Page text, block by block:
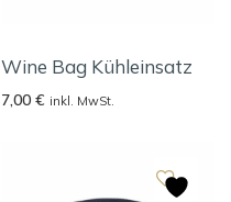
Wine Bag Kühleinsatz
7,00 € inkl. MwSt.